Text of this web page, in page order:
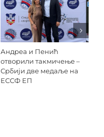
Андреа и Пенић
отворили такмичење –
Србији две медаље на
ЕССФ ЕП